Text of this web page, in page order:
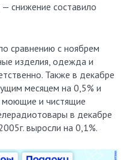
снижение составило
сравнению с ноябрем
изделия, одежда и
Также в декабре
месяцем на 0,5% и
моющие и чистящие
в декабре
выросли на 0,1%.